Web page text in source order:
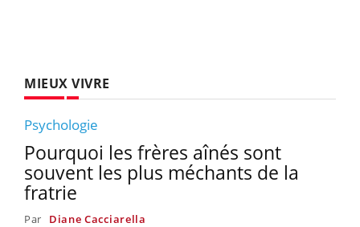
MIEUX VIVRE
Psychologie
Pourquoi les frères aînés sont
souvent les plus méchants de la
fratrie
Par Diane Cacciarella